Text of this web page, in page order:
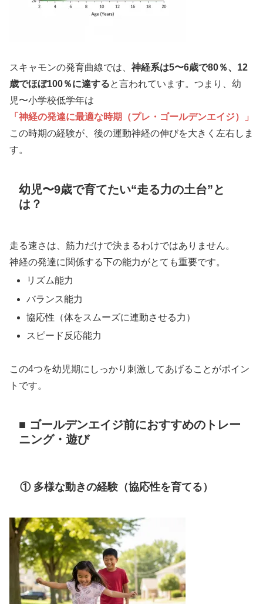
スキャモンの発育曲線では、 神経系は5〜6歳で80％、12
歳でほぼ100％に達すると言われています。つまり、幼
児〜小学校低学年は
「神経の発達に最適な時期（プレ・ゴールデンエイジ）」
この時期の経験が、後の運動神経の伸びを大きく左右しま
す。
幼児〜9歳で育てたい“走る力の土台”と
は？
走る速さは、筋力だけで決まるわけではありません。
神経の発達に関係する下の能力がとても重要です。
リズム能力
バランス能力
協応性（体をスムーズに連動させる力）
スピード反応能力
この4つを幼児期にしっかり刺激してあげることがポイン
トです。
■ ゴールデンエイジ前におすすめのトレー
ニング・遊び
① 多様な動きの経験（協応性を育てる）